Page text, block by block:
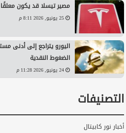
مصير تيسلا قد يكون معلقًا
25 يونيو, 2026 8:11 م
اليورو يتراجع إلى أدنى
الضغوط النقدية
24 يونيو, 2026 11:28 م
التصنيفات
أخبار نور كابيتال